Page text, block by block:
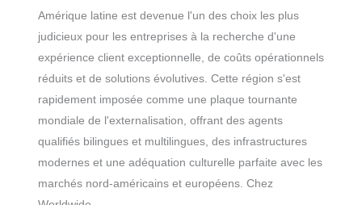
Amérique latine est devenue l'un des choix les plus
judicieux pour les entreprises à la recherche d'une
expérience client exceptionnelle, de coûts opérationnels
réduits et de solutions évolutives. Cette région s'est
rapidement imposée comme une plaque tournante
mondiale de l'externalisation, offrant des agents
qualifiés bilingues et multilingues, des infrastructures
modernes et une adéquation culturelle parfaite avec les
marchés nord-américains et européens. Chez